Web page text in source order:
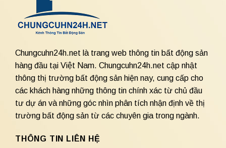
Chungcuhn24h.net là trang web thông tin bất động sản
hàng đầu tại Việt Nam. Chungcuhn24h.net cập nhật
thông thị trường bất động sản hiện nay, cung cấp cho
các khách hàng những thông tin chính xác từ chủ đầu
tư dự án và những góc nhìn phân tích nhận định về thị
trường bất động sản từ các chuyên gia trong ngành.
THÔNG TIN LIÊN HỆ